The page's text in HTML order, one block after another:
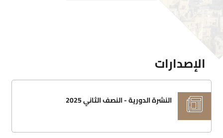
الإصدارات
النشرة الدورية - النصف الثاني 2025